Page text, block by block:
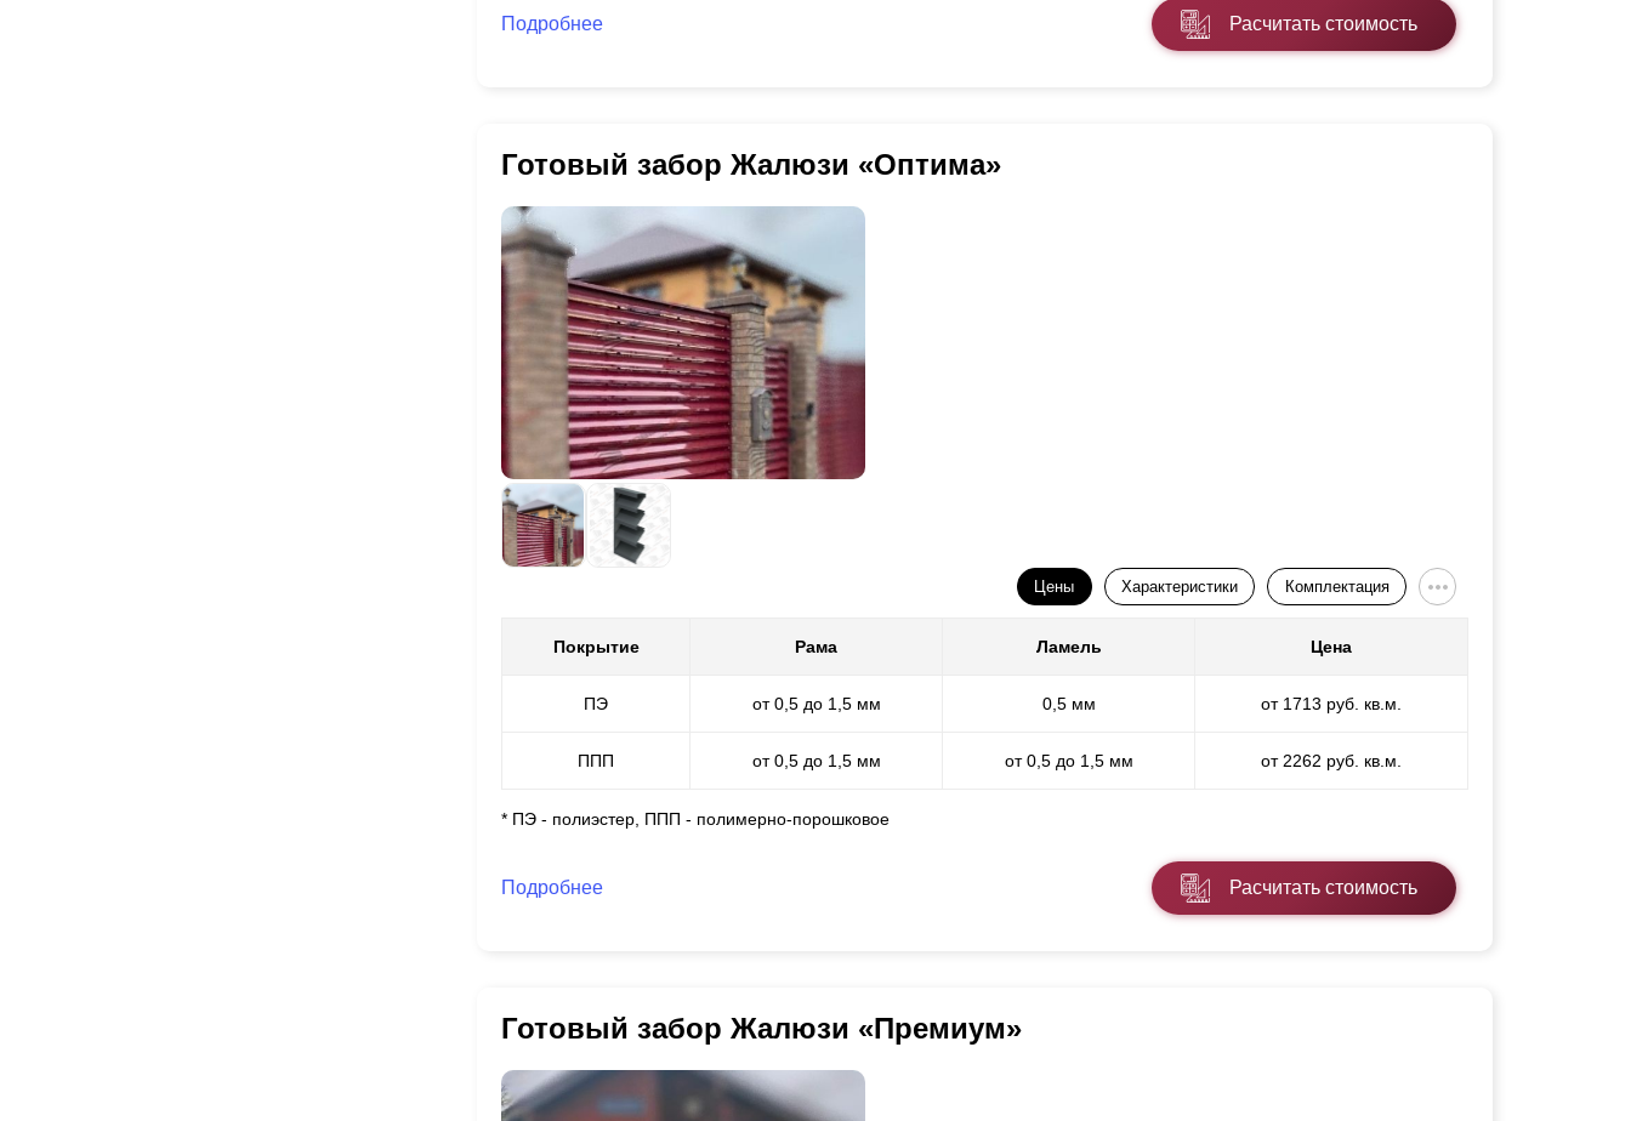
Подробнее Расчитать стоимость
Готовый забор Жалюзи «Оптима»
Цены Характеристики Комплектация
Покрытие Рама Ламель Цена
ПЭ от 0,5 до 1,5 мм 0,5 мм от 1713 руб. кв.м.
ППП от 0,5 до 1,5 мм от 0,5 до 1,5 мм от 2262 руб. кв.м.
* ПЭ - полиэстер, ППП - полимерно-порошковое
Подробнее Расчитать стоимость
Готовый забор Жалюзи «Премиум»